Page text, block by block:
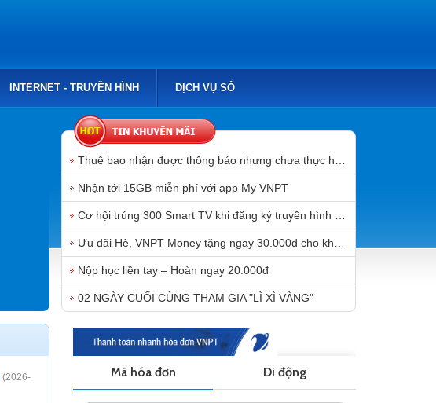
INTERNET - TRUYỀN HÌNH DỊCH VỤ SỐ
Nhận tới 15GB miễn phí với app My VNPT
Nộp học liền tay – Hoàn ngay 20.000đ
02 NGÀY CUỐI CÙNG THAM GIA "LÌ XÌ VÀNG"
(2026-